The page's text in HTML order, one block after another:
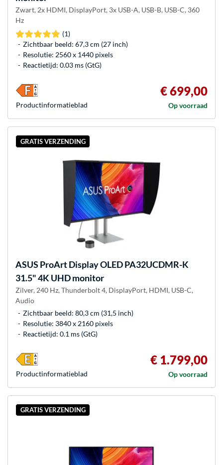
Zwart, 2x HDMI, DisplayPort, 3x USB-A, USB-B, USB-C, 360
Hz
(1)
Zichtbaar beeld: 67,3 cm (27 inch)
Resolutie: 2560 x 1440 pixels
Reactietijd: 0.03 ms (GtG)
€ 699,00
Op voorraad
Product­informatieblad
GRATIS VERZENDING
ASUS ProArt Display OLED PA32UCDMR-K
31.5" 4K UHD monitor
Zilver, 240 Hz, Thunderbolt 4, DisplayPort, HDMI, USB-C,
Audio
Zichtbaar beeld: 80,3 cm (31,5 inch)
Resolutie: 3840 x 2160 pixels
Reactietijd: 0.1 ms (GtG)
€ 1.799,00
Op voorraad
Product­informatieblad
GRATIS VERZENDING